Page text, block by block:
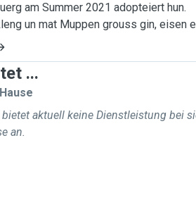
am Summer 2021 adopteiert hun.
un mat Muppen grouss gin, eisen
weider Mupperassen mat denen
Magyar Vizsla.
mat Muppe grouss gin sin, hun mir
entscheed. ma ech sin awer frou
mir haaten als Kanner zwou
ganz gären är weider Froen an
an dann och eventuell op ärt
...
bietet aktuell keine Dienstleistung bei
an.